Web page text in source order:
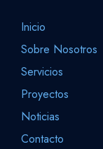
Inicio
Sobre Nosotros
Servicios
Proyectos
Noticias
Contacto